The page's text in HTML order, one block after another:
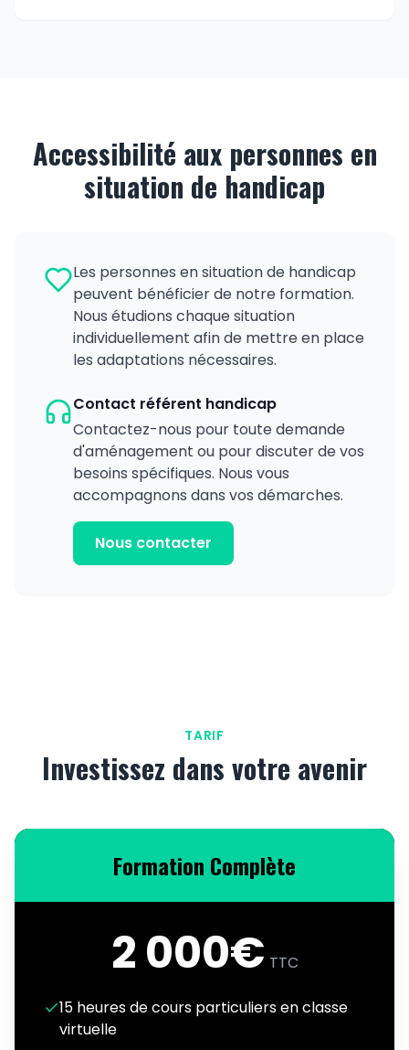
Accessibilité aux personnes en
situation de handicap
Les personnes en situation de handicap
peuvent bénéficier de notre formation.
Nous étudions chaque situation
individuellement afin de mettre en place
les adaptations nécessaires.
Contact référent handicap
Contactez-nous pour toute demande
d'aménagement ou pour discuter de vos
besoins spécifiques. Nous vous
accompagnons dans vos démarches.
Nous contacter
TARIF
Investissez dans votre avenir
Formation Complète
2 000€ TTC
15 heures de cours particuliers en classe
virtuelle